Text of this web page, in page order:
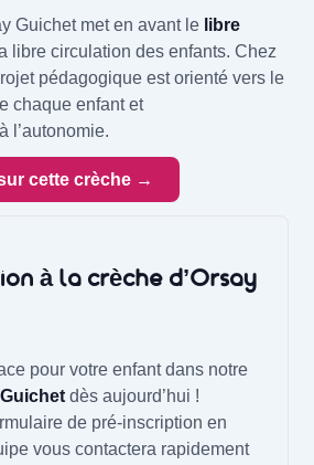
Guichet met en avant le libre
libre circulation des enfants. Chez
pédagogique est orienté vers le
chaque enfant et
l’autonomie.
cette crèche →
à la crèche d’Orsay
pour votre enfant dans notre
dès aujourd’hui !
de pré-inscription en
vous contactera rapidement